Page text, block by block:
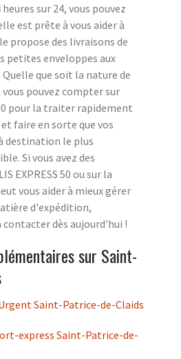
sur 24, vous pouvez
est prête à vous aider à
propose des livraisons de
petites enveloppes aux
que soit la nature de
pouvez compter sur
50 pour la traiter rapidement
faire en sorte que vos
destination le plus
Si vous avez des
EXPRESS 50 ou sur la
vous aider à mieux gérer
d'expédition,
contacter dès aujourd'hui !
sur Saint-
Saint-Patrice-de-Claids
express Saint-Patrice-de-